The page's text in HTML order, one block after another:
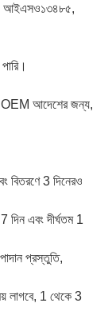
আইএসও১৩৪৮৫,
আদেশের জন্য,
বিতরণে 3 দিনেরও
দিন এবং দীর্ঘতম 1
প্রস্তুতি,
লাগবে, 1 থেকে 3